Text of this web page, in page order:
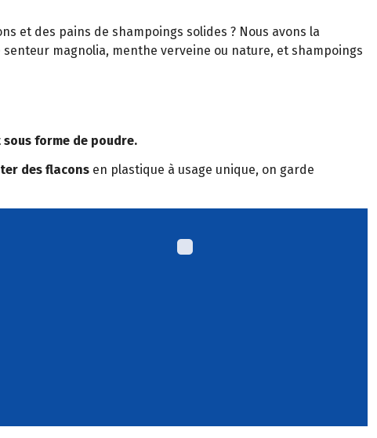
et des pains de shampoings solides ? Nous avons la
magnolia, menthe verveine ou nature, et shampoings
forme de poudre.
des flacons en plastique à usage unique, on garde